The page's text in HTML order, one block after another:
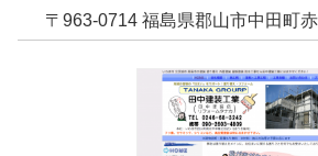
〒963-0714 福島県郡山市中田町